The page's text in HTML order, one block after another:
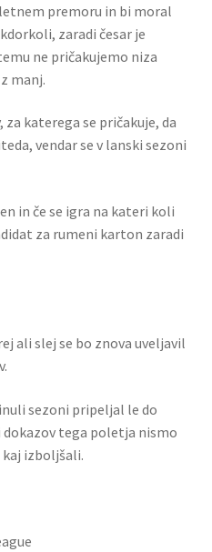
premoru in bi moral
zaradi česar je
ne pričakujemo niza
manj.
za katerega se pričakuje, da
vendar se v lanski sezoni
in če se igra na kateri koli
za rumeni karton zaradi
ali slej se bo znova uveljavil
sezoni pripeljal le do
tega poletja nismo
izboljšali.